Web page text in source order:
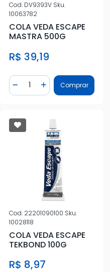
Cod. DV9393V Sku.
10063782
COLA VEDA ESCAPE
MASTRA 500G
R$ 39,19
Diminuir Quantidade
Quantidade
AdicionarComprar
Cod. 22201090100 Sku.
10028118
COLA VEDA ESCAPE
TEKBOND 100G
R$ 8,97